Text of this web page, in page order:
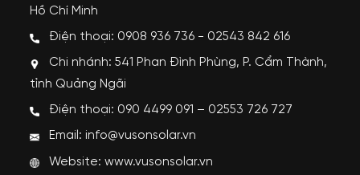
Hồ Chí Minh
Điện thoại: 0908 936 736 - 02543 842 616
Chi nhánh: 541 Phan Đình Phùng, P. Cẩm Thành,
tỉnh Quảng Ngãi
Điện thoại: 090 4499 091 – 02553 726 727
Email: info@vusonsolar.vn
Website:www.vusonsolar.vn